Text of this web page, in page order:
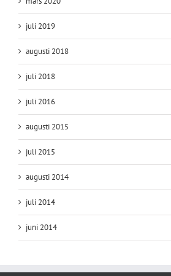
juli 2019
augusti 2018
juli 2018
juli 2016
augusti 2015
juli 2015
augusti 2014
juli 2014
juni 2014